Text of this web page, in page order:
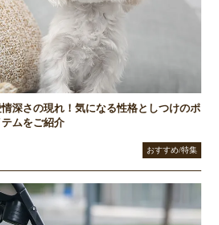
深さの現れ！気になる性格としつけのポ
ムをご紹介
おすすめ/特集